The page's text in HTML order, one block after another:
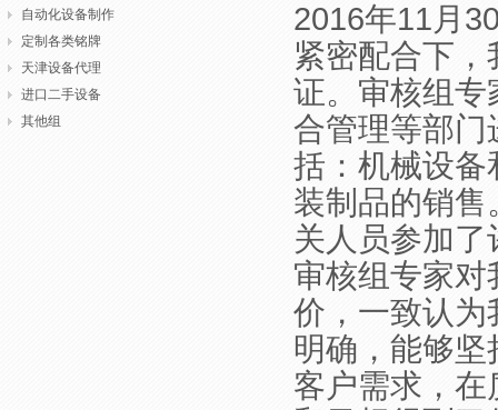
自动化设备制作
定制各类铭牌
天津设备代理
进口二手设备
其他组
2016年11月
紧密配合下
证。审核组专
合管理等部门
括：机械设备
装制品的销
关人员参加
审核组专家
价，一致认为
明确，能够坚
客户需求，